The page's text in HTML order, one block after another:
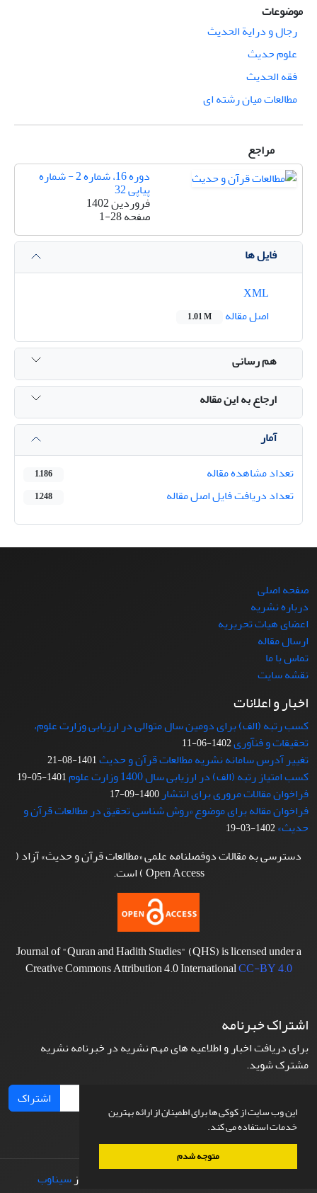
این وب سایت از کوکی ها برای اطمینان از ارائه بهترین
خدمات استفاده می کند.
متوجه شدم
موضوعات
رجال و درایة الحدیث
علوم حدیث
فقه الحدیث
مطالعات میان رشته ای
مراجع
دوره 16، شماره 2 - شماره
پیاپی 32
فروردین 1402
صفحه1-28
فایل ها
اصل مقاله
1.01 M
هم رسانی
ارجاع به این مقاله
آمار
تعداد مشاهده مقاله
1,186
تعداد دریافت فایل اصل مقاله 1,248
صفحه اصلی
درباره نشریه
اعضای هیات تحریریه
ارسال مقاله
تماس با ما
نقشه سایت
اخبار و اعلانات
کسب رتبه (الف) برای دومین سال متوالی در ارزیابی وزارت علوم،
تحقیقات و فنآوری1402-06-11
تغییر آدرس سامانه نشریه مطالعات قرآن و حدیث1401-08-21
کسب امتیاز رتبه (الف) در ارزیابی سال 1400 وزارت علوم 1401-05-19
فراخوان مقالات مروری برای انتشار1400-09-17
فراخوان مقاله برای موضوع «روش شناسی تحقیق در مطالعات قرآن و
حدیث»1402-03-19
دسترسی به مقالات دوفصلنامه علمی «مطالعات قرآن و حدیث» آزاد (
Open Access ) است.
Journal of "Quran and Hadith Studies" (QHS) is licensed under a
Creative Commons Attribution 4.0 InternationalCC-BY 4.0
اشتراک خبرنامه
برای دریافت اخبار و اطلاعیه های مهم نشریه در خبرنامه نشریه
مشترک شوید.
اشتراک
طراحی و پیاده سازی از سیناوب